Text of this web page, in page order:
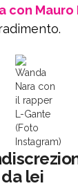
con Mauro
Wanda
Nara con
il rapper
L-Gante
(Foto
Instagram)
lei